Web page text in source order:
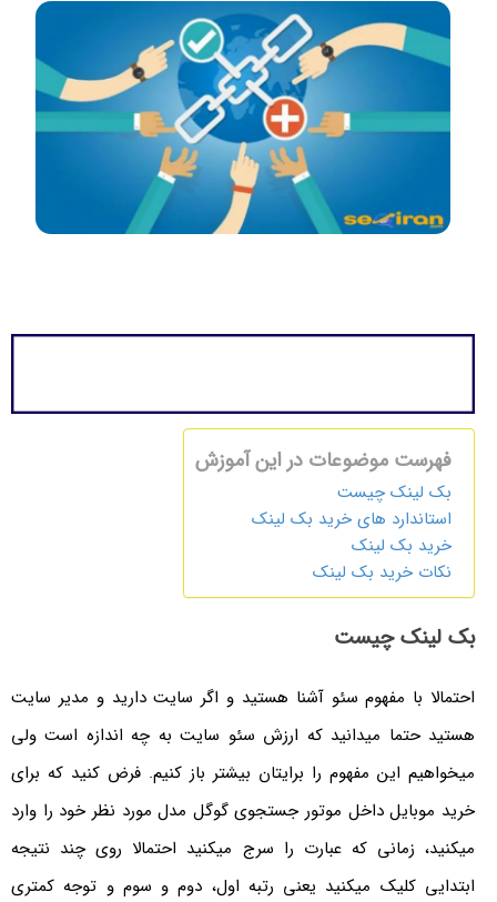
فهرست موضوعات در این آموزش
بک لینک چیست
استاندارد های خرید بک لینک
خرید بک لینک
نکات خرید بک لینک
بک لینک چیست
احتمالا با مفهوم سئو آشنا هستید و اگر سایت دارید و مدیر سایت
هستید حتما میدانید که ارزش سئو سایت به چه اندازه است ولی
میخواهیم این مفهوم را برایتان بیشتر باز کنیم. فرض کنید که برای
خرید موبایل داخل موتور جستجوی گوگل مدل مورد نظر خود را وارد
میکنید، زمانی که عبارت را سرج میکنید احتمالا روی چند نتیجه
ابتدایی کلیک میکنید یعنی رتبه اول، دوم و سوم و توجه کمتری